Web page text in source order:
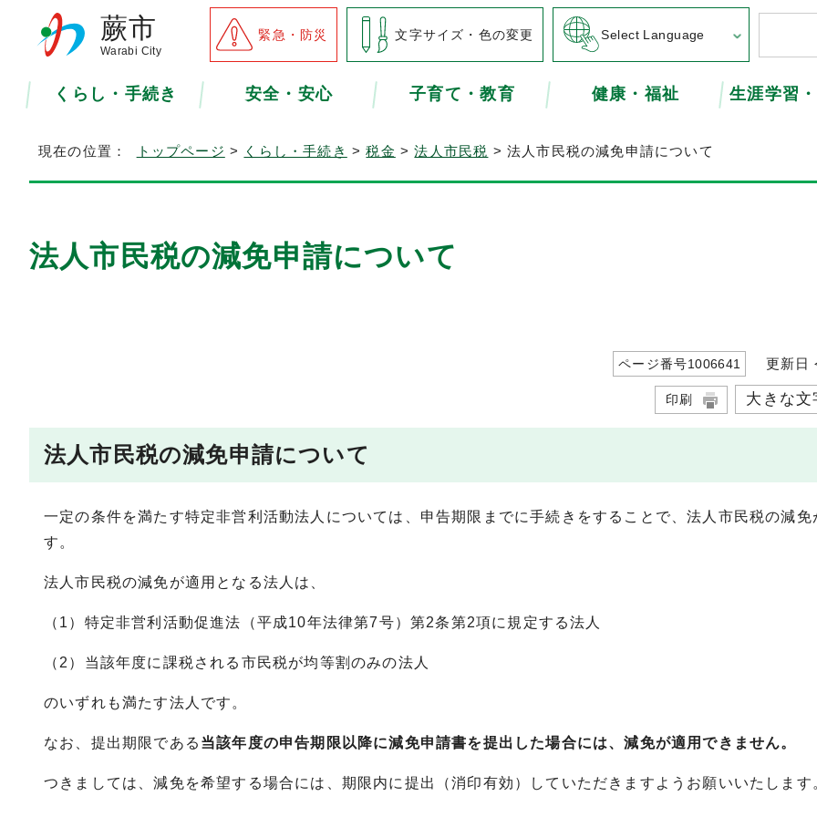
蕨市
Warabi City
緊急・防災 文字サイズ・色の変更 Select Language
くらし・手続き 安全・安心 子育て・教育 健康・福祉 生涯学習
現在の位置： トップページ > くらし・手続き >税金 >法人市民税 > 法人市民税の減免申請について
法人市民税の減免申請について
ページ番号1006641 更新日
印刷 大きな
法人市民税の減免申請について
一定の条件を満たす特定非営利活動法人については、申告期限までに手続きをすることで、法人市民税の減免
す。
法人市民税の減免が適用となる法人は、
（1）特定非営利活動促進法（平成10年法律第7号）第2条第2項に規定する法人
（2）当該年度に課税される市民税が均等割のみの法人
のいずれも満たす法人です。
なお、提出期限である 当該年度の申告期限以降に減免申請書を提出した場合には、減免が適用できません。
つきましては、減免を希望する場合には、期限内に提出（消印有効）していただきますようお願いいたします